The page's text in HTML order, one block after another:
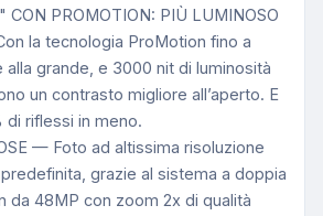
CON PROMOTION: PIÙ LUMINOSO
la tecnologia ProMotion fino a
alla grande, e 3000 nit di luminosità
un contrasto migliore all’aperto. E
di riflessi in meno.
— Foto ad altissima risoluzione
grazie al sistema a doppia
da 48MP con zoom 2x di qualità